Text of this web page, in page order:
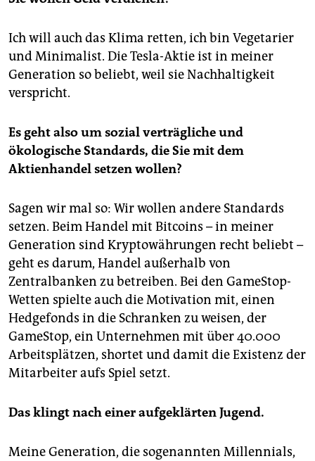
Ich will auch das Klima retten, ich bin Vegetarier
und Minimalist. Die Tesla-Aktie ist in meiner
Generation so beliebt, weil sie Nachhaltigkeit
verspricht.
Es geht also um sozial verträgliche und
ökologische Standards, die Sie mit dem
Aktienhandel setzen wollen?
Sagen wir mal so: Wir wollen andere Standards
setzen. Beim Handel mit Bitcoins – in meiner
Generation sind Kryptowährungen recht beliebt –
geht es darum, Handel außerhalb von
Zentralbanken zu betreiben. Bei den GameStop-
Wetten spielte auch die Motivation mit, einen
Hedgefonds in die Schranken zu weisen, der
GameStop, ein Unternehmen mit über 40.000
Arbeitsplätzen, shortet und damit die Existenz der
Mitarbeiter aufs Spiel setzt.
Das klingt nach einer aufgeklärten Jugend.
Meine Generation, die sogenannten Millennials,